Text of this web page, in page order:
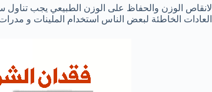
لانقاص الوزن والحفاظ على الوزن الطبيعي يجب تناول
العادات الخاطئة لبعض الناس استخدام الملينات و